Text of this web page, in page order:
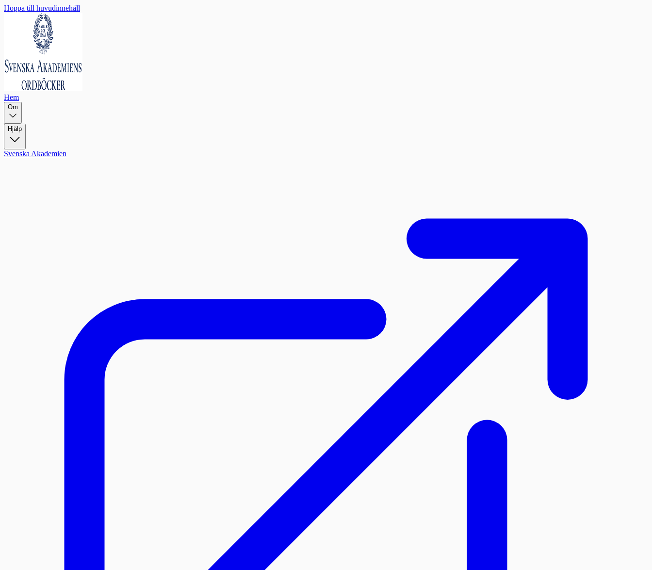
Hoppa till huvudinnehåll
Hem
Om
Hjälp
Svenska Akademien